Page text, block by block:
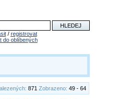
/ registrovat
do oblíbených
871 Zobrazeno: 49 - 64